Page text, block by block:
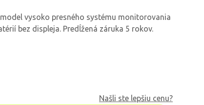
vysoko presného systému monitorovania
bez displeja. Predĺžená záruka 5 rokov.
Našli ste lepšiu cenu?